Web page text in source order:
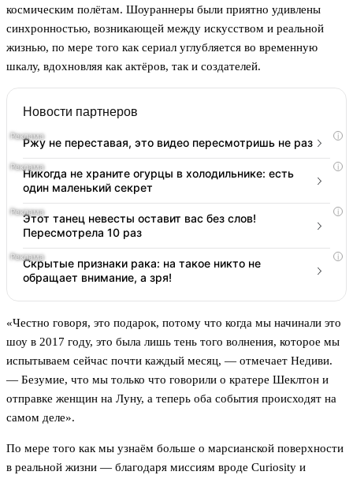
космическим полётам. Шоураннеры были приятно удивлены
синхронностью, возникающей между искусством и реальной
жизнью, по мере того как сериал углубляется во временную
шкалу, вдохновляя как актёров, так и создателей.
Новости партнеров
i
Ржу не переставая, это видео пересмотришь не раз
i
Никогда не храните огурцы в холодильнике: есть
один маленький секрет
i
Этот танец невесты оставит вас без слов!
Пересмотрела 10 раз
i
Скрытые признаки рака: на такое никто не
обращает внимание, а зря!
«Честно говоря, это подарок, потому что когда мы начинали это
шоу в 2017 году, это была лишь тень того волнения, которое мы
испытываем сейчас почти каждый месяц, — отмечает Недиви.
— Безумие, что мы только что говорили о кратере Шеклтон и
отправке женщин на Луну, а теперь оба события происходят на
самом деле».
По мере того как мы узнаём больше о марсианской поверхности
в реальной жизни — благодаря миссиям вроде Curiosity и